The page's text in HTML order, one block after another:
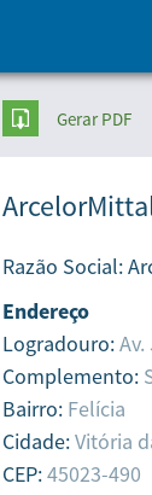
Gerar PDF
Razão Social:
Endereço
Logradouro:
Complemento:
Bairro: Felícia
Cidade:Vitória
CEP:45023-490